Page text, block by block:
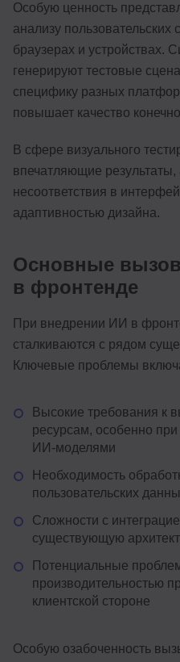
Особую ценность
анализу
браузерах и устройствах.
генерируют тестовые
специфику разных
повышает качество
В сфере визуального
впечатляющие
несоответствия в
адаптивностью дизайна.
Основные
в фронтенде
При внедрении ИИ в
сталкиваются с рядом
Ключевые проблемы
Высокие требования к
ресурсам, особенно
ИИ-моделями
Необходимость
пользовательских
Сложности с
существующую
Потенциальные
производительностью
клиентской стороне
Особую озабоченность